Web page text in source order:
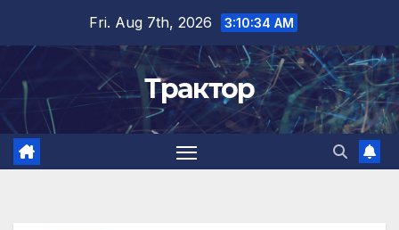
content
Fri. Aug 7th, 2026 3:10:35 AM
Трактор